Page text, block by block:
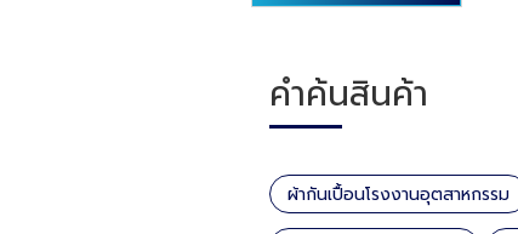
คำค้นสินค้า
ผ้ากันเปื้อนโรงงานอุตสาหกรรม